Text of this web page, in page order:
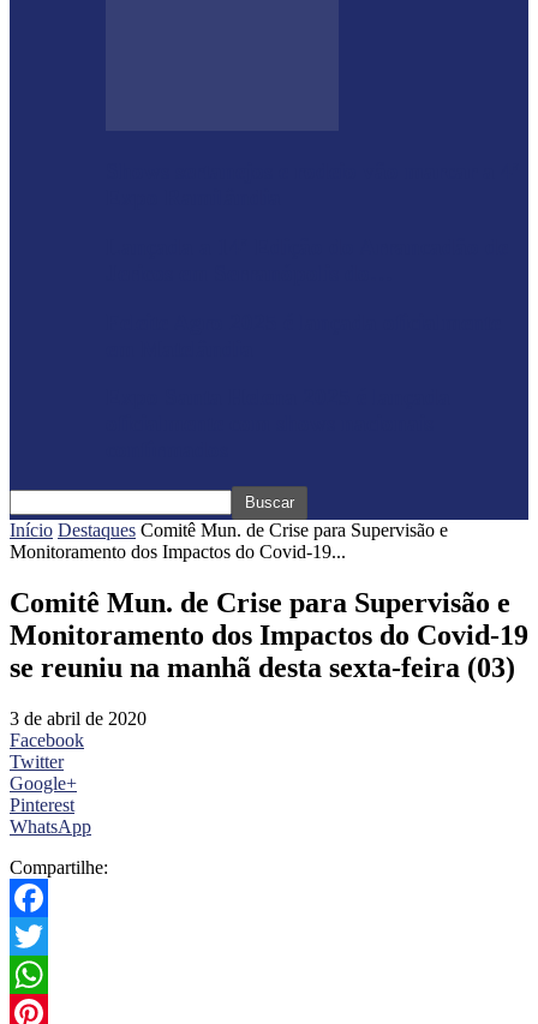
Início Destaques Comitê Mun. de Crise para Supervisão e
Monitoramento dos Impactos do Covid-19...
Comitê Mun. de Crise para Supervisão e
Monitoramento dos Impactos do Covid-19
se reuniu na manhã desta sexta-feira (03)
3 de abril de 2020
Facebook
Twitter
Google+
Pinterest
WhatsApp
Compartilhe:
Facebook
Twitter
WhatsApp